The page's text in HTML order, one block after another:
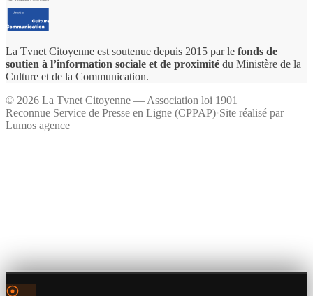
La Tvnet Citoyenne est soutenue depuis 2015 par le fonds de
soutien à l’information sociale et de proximité du Ministère de la
Culture et de la Communication.
© 2026 La Tvnet Citoyenne — Association loi 1901
Reconnue Service de Presse en Ligne (CPPAP)·Site réalisé par
Lumos agence